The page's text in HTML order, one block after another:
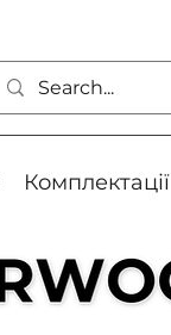
Комплектації